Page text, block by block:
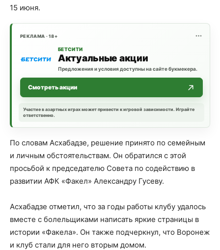
15 июня.
РЕКЛАМА · 18+
БЕТСИТИ
Актуальные акции
Предложения и условия доступны на сайте букмекера.
Смотреть акции
Участие в азартных играх может привести к игровой зависимости. Играйте
ответственно.
По словам Асхабадзе, решение принято по семейным
и личным обстоятельствам. Он обратился с этой
просьбой к председателю Совета по содействию в
развитии АФК «Факел» Александру Гусеву.
Асхабадзе отметил, что за годы работы клубу удалось
вместе с болельщиками написать яркие страницы в
истории «Факела». Он также подчеркнул, что Воронеж
и клуб стали для него вторым домом.